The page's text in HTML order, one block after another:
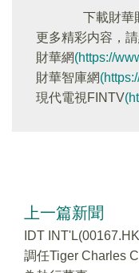
下載財華
更多精彩内容，請
財華網(https://
財華智庫網
現代電視FINTV
上一篇新聞
IDT
調任Tiger Charles